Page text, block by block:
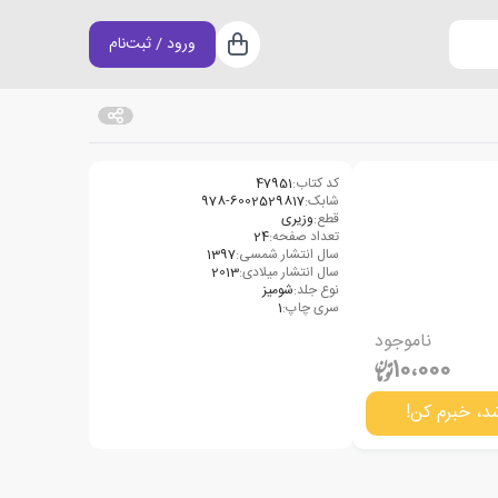
سبد خرید
ورود / ثبت‌نام
ناموجود
10،000
خبرم کن!
کد کتاب:47951
شابک:978-6002529817
قطع:وزیری
تعداد صفحه:24
سال انتشار شمسی:1397
سال انتشار میلادی:2013
نوع جلد:شومیز
سری چاپ:1